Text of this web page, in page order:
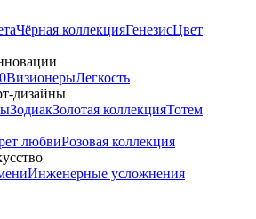
Чёрная коллекцияГенезисЦвет
ВизионерыЛегкость
дизайны
ЗодиакЗолотая коллекцияТотем
любвиРозовая коллекция
Инженерные усложнения